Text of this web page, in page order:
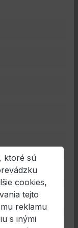
ktoré sú
cookies,
tejto
reklamu
s inými